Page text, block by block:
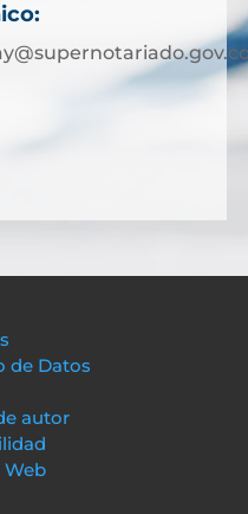
de Datos
autor
Web